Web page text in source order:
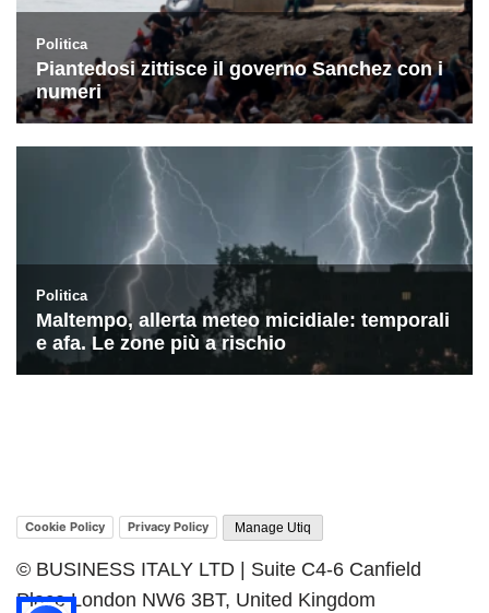
Cookie Policy Privacy Policy Manage Utiq
© BUSINESS ITALY LTD | Suite C4-6 Canfield
Place London NW6 3BT, United Kingdom